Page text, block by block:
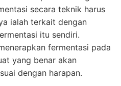
secara teknik harus
ialah terkait dengan
itu sendiri.
fermentasi pada
yang benar akan
dengan harapan.